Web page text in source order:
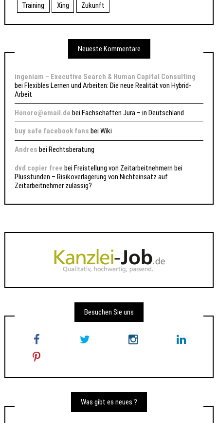
Training
Xing Zukunft
Neueste Kommentare
ingeniam – Executive Search & Human Capital Consulting
beiFlexibles Lernen und Arbeiten: Die neue Realität von Hybrid-
Arbeit
Honoro@email.de beiFachschaften Jura – in Deutschland
buy safe facebook fans beiWiki
Andres beiRechtsberatung
dvd copier free beiFreistellung von Zeitarbeitnehmern bei
Plusstunden – Risikoverlagerung von Nichteinsatz auf
Zeitarbeitnehmer zulässig?
Besuchen Sie uns
Was gibt es neues ?